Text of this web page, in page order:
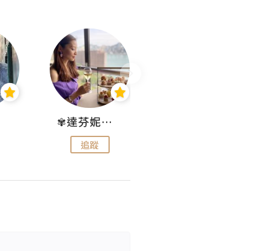
✾達芬妮•愛孩子•愛生活✾
追蹤